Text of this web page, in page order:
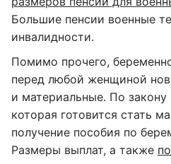
Большие пенсии военные
инвалидности.
Помимо прочего,
перед любой женщиной
и материальные. По
которая готовится стать
получение пособия по
Размеры выплат, а также